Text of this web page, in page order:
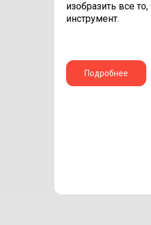
изобразить все
инструмент.
Подробнее